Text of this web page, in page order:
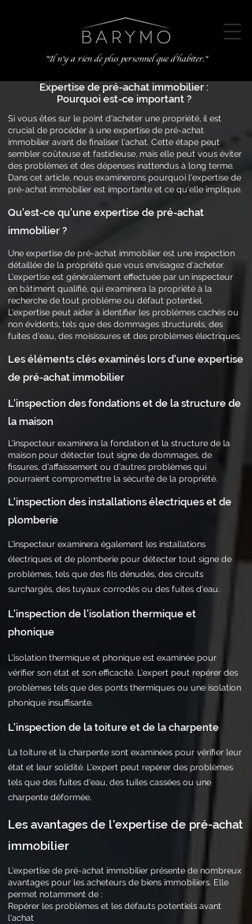
"Il n'y a rien de plus personnel que d'habiter."
Expertise de pré-achat immobilier :
Pourquoi est-ce important ?
Si vous êtes sur le point d'acheter une propriété, il est
crucial de procéder à une expertise de pré-achat
immobilier avant de finaliser l'achat. Cette étape peut
sembler coûteuse et fastidieuse, mais elle peut vous éviter
des problèmes et des dépenses inattendus à long terme.
Dans cet article, nous examinerons pourquoi l'expertise de
pré-achat immobilier est importante et ce qu'elle implique.
Qu'est-ce qu'une expertise de pré-achat
immobilier ?
Une expertise de pré-achat immobilier est une inspection
détaillée de la propriété que vous envisagez d'acheter.
L'expertise est généralement effectuée par un inspecteur
en bâtiment qualifié, qui examinera la propriété à la
recherche de tout problème ou défaut potentiel.
L'expertise peut aider à identifier les problèmes cachés ou
non évidents, tels que des dommages structurels, des
fuites d'eau, des moisissures et des problèmes électriques.
Les éléments clés examinés lors d'une expertise
de pré-achat immobilier
L'inspection des fondations et de la structure de
la maison
L'inspecteur examinera la fondation et la structure de la
maison pour détecter tout signe de dommages, de
fissures, d'affaissement ou d'autres problèmes qui
pourraient compromettre la sécurité de la propriété.
L'inspection des installations électriques et de
plomberie
L'inspecteur examinera également les installations
électriques et de plomberie pour détecter tout signe de
problèmes, tels que des fils dénudés, des circuits
surchargés, des tuyaux corrodés ou des fuites d'eau.
L'inspection de l'isolation thermique et
phonique
L'isolation thermique et phonique est examinée pour
vérifier son état et son efficacité. L'expert peut repérer des
problèmes tels que des ponts thermiques ou une isolation
phonique insuffisante.
L'inspection de la toiture et de la charpente
La toiture et la charpente sont examinées pour vérifier leur
état et leur solidité. L'expert peut repérer des problèmes
tels que des fuites d'eau, des tuiles cassées ou une
charpente déformée.
Les avantages de l'expertise de pré-achat
immobilier
L'expertise de pré-achat immobilier présente de nombreux
avantages pour les acheteurs de biens immobiliers. Elle
permet notamment de :
Repérer les problèmes et les défauts potentiels avant
l'achat